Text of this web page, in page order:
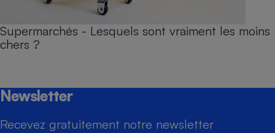
Supermarchés - Lesquels sont vraiment les moins
chers ?
Newsletter
Recevez gratuitement notre newsletter